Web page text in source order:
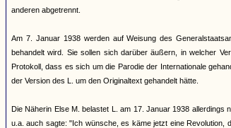
anderen abgetrennt.
Am 7. Januar 1938 werden auf Weisung des
behandelt wird. Sie sollen sich darüber äußern, in welcher
Protokoll, dass es sich um die Parodie der Internationale
der Version des L. um den Originaltext gehandelt hätte.
Die Näherin Else M. belastet L. am 17. Januar 1938
u.a. auch sagte: "Ich wünsche, es käme jetzt eine Revolution,